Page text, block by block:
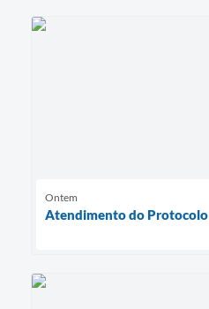
Ontem
Atendimento do Protocolo